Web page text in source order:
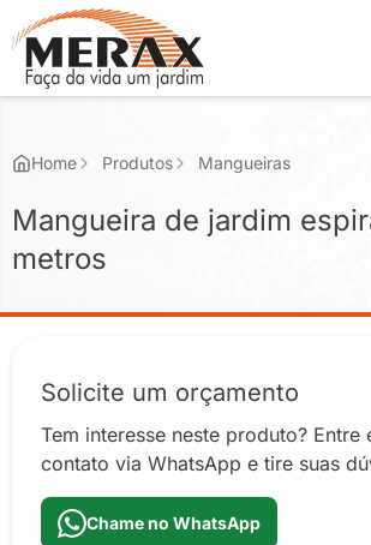
Home Produtos Mangueiras
Mangueira de jardim
metros
Solicite um orçamento
Tem interesse neste produto? Entre
contato via WhatsApp e tire suas
Chame no WhatsApp